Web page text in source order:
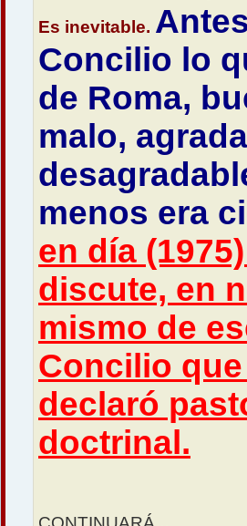
Es inevitable.
Concilio lo
de Roma,
malo,
menos era
en día
discute, en
mismo de
Concilio
declaró
doctrinal.